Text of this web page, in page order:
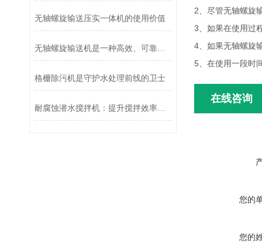
2、尽管无轴螺旋
3、如果在使用过
4、如果无轴螺旋
5、在使用一段时
在线咨询
您的
您的
无轴螺旋输送压实一体机的使用价值
无轴螺旋输送机是一种高效、可靠的物料输送设备
格栅除污机是守护水处理前线的卫士
耐腐蚀潜水搅拌机：提升搅拌效率的可靠选择